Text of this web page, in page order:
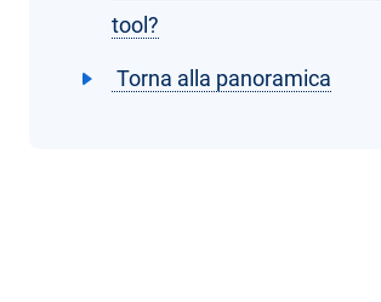
tool?
Torna alla panoramica